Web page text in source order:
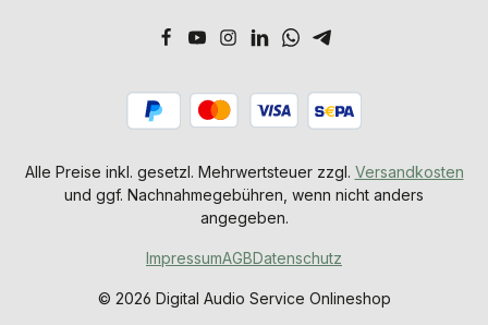
Alle Preise inkl. gesetzl. Mehrwertsteuer zzgl. Versandkosten
und ggf. Nachnahmegebühren, wenn nicht anders
angegeben.
© 2026 Digital Audio Service Onlineshop
ImpressumAGBDatenschutz